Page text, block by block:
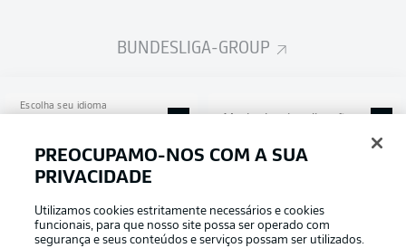
BUNDESLIGA-GROUP
Escolha seu idioma
Login
PREOCUPAMO-NOS COM A SUA
PRIVACIDADE
Utilizamos cookies estritamente necessários e cookies
funcionais, para que nosso site possa ser operado com
segurança e seus conteúdos e serviços possam ser utilizados.